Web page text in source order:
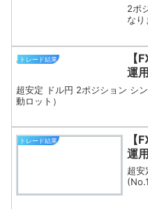
2ポ
なり
トレード結果
【
運
超安定 ドル円 2ポジション シ
動ロット）
トレード結果
【
運
超安